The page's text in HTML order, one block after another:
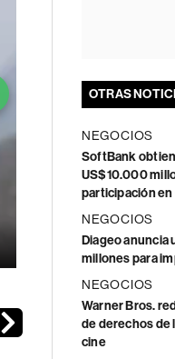
OTRAS
NEGOCIOS
SoftBank
US$10.000
participación en
NEGOCIOS
Diageo anuncia
millones para
NEGOCIOS
Warner Bros.
de derechos de
cine